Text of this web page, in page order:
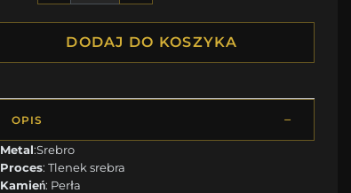
DODAJ DO KOSZYKA
OPIS
Metal:Srebro
Proces: Tlenek srebra
Kamień: Perła